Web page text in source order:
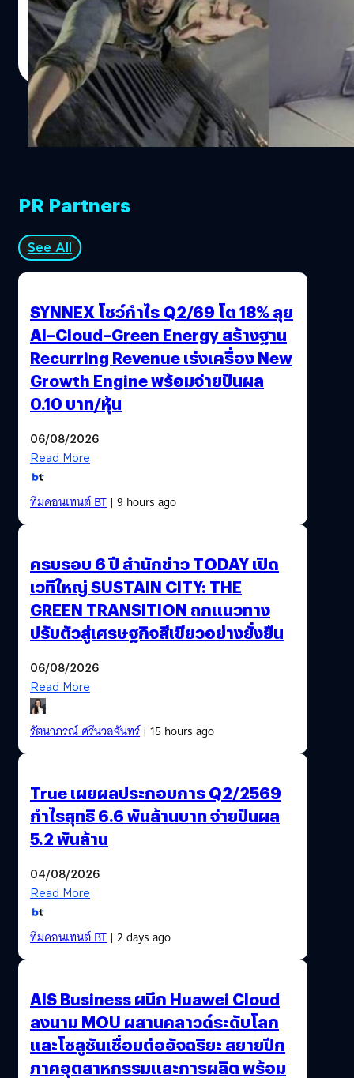
สลิงเซฟดึงตัวเขาไว้หนึ่งเส้นก็ตาม แต่เพราะเครื่องบิน Airbus
A400M ซึ่งมีความเร็วปกติราวๆ 555 กิโลเมตรต่อชั่วโมง และ
เขาต้องเกาะมันบินไปเป็นระยะทางกว่า 1.5 กิโลเมตร นั่นทำให้
มีลมที่พัดตีตัวครูซอย่างรุนแรง และปัญหาที่ตามมานอกจาก
ครูซอาจบาดเจ็บได้แล้ว คือครูซจะไม่สามารถลืมตาได้เลย ทีม
งานจึงต้องใช้คอนแท็กเลนส์ชนิดพิเศษที่สามารถปิดทั้งลูกตา
ของครูซ ป้องกันอันตรายจากกระแสลมด้วย ทีมงานเปิดเผยว่า
ฉากนี้ต้องถ่ายทำถึง 8 ครั้ง ซึ่งครูซก็ไม่ย่อท้อและเล่นเองทุก
ให้ได้ 6 - 6.5 นาที เรียกว่าเสี่ยงจมน้ำตายสุดๆอีกเช่นกัน ยังไม่
วงศกร ปฐมชัยวัฒน์| 4040 days ago
Read More
PR Partners
See All
SYNNEX โชว์กำไร Q2/69 โต 18% ลุย
AI–Cloud–Green Energy สร้างฐาน
Recurring Revenue เร่งเครื่อง New
Growth Engine พร้อมจ่ายปันผล
0.10 บาท/หุ้น
06/08/2026
Read More
ทีมคอนเทนต์ BT| 9 hours ago
ครบรอบ 6 ปี สำนักข่าว TODAY เปิด
เวทีใหญ่ SUSTAIN CITY: THE
GREEN TRANSITION ถกแนวทาง
ปรับตัวสู่เศรษฐกิจสีเขียวอย่างยั่งยืน
06/08/2026
Read More
รัตนาภรณ์ ศรีนวลจันทร์| 15 hours ago
True เผยผลประกอบการ Q2/2569
กำไรสุทธิ 6.6 พันล้านบาท จ่ายปันผล
5.2 พันล้าน
04/08/2026
Read More
ทีมคอนเทนต์ BT| 2 days ago
AIS Business ผนึก Huawei Cloud
ลงนาม MOU ผสานคลาวด์ระดับโลก
และโซลูชันเชื่อมต่ออัจฉริยะ สยายปีก
ภาคอุตสาหกรรมและการผลิต พร้อม